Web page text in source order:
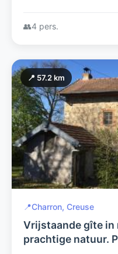
👥4 pers.
📍 57.2 km
📍Charron, Creuse
Vrijstaande gîte in
prachtige natuur.